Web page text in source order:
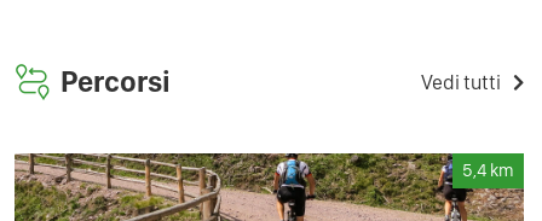
Percorsi Vedi tutti
5,4 km